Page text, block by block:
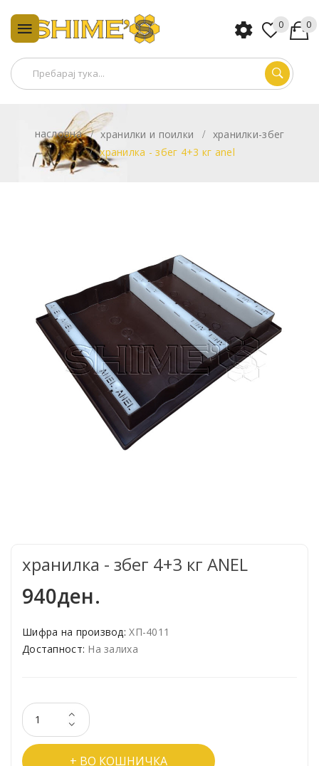
0 0
насловна хранилки и поилки
хранилки-збег
хранилка - збег 4+3 кг anel
хранилка - збег 4+3 кг ANEL
940ден.
Шифра на производ:ХП-4011
Достапност: На залиха
ВО КОШНИЧКА